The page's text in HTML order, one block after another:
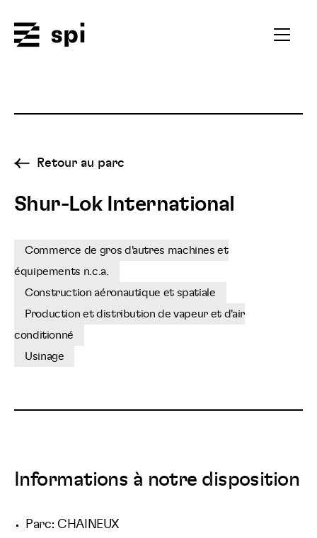
Ouvrir
Retour au parc
Shur-Lok International
Commerce de gros d'autres machines et
équipements n.c.a.
Construction aéronautique et spatiale
Production et distribution de vapeur et d'air
conditionné
Usinage
Informations à notre disposition
Parc: CHAINEUX